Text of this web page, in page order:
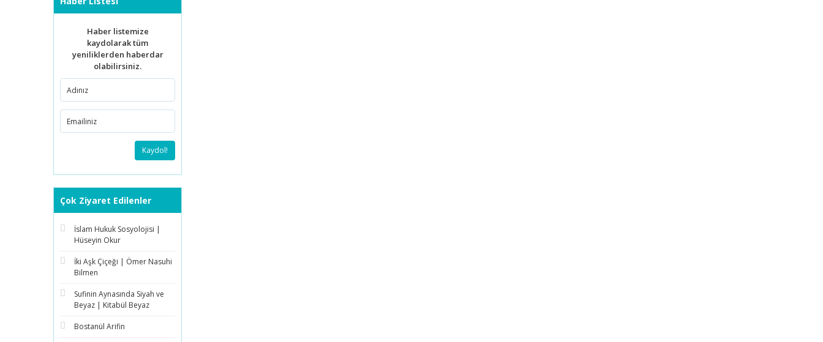
Haber listemize
kaydolarak tüm
yeniliklerden haberdar
olabilirsiniz.
Kaydol!
Çok Ziyaret Edilenler
İslam Hukuk Sosyolojisi |
Hüseyin Okur
İki Aşk Çiçeği | Ömer Nasuhi
Bilmen
Sufinin Aynasında Siyah ve
Beyaz | Kitabül Beyaz
Bostanül Arifin